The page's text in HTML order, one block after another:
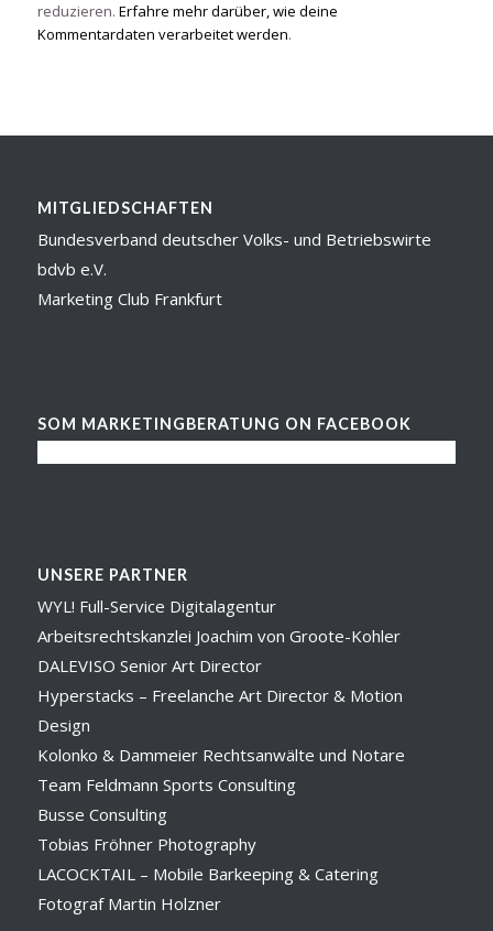
reduzieren. Erfahre mehr darüber, wie deine
Kommentardaten verarbeitet werden.
MITGLIEDSCHAFTEN
Bundesverband deutscher Volks- und Betriebswirte
bdvb e.V.
Marketing Club Frankfurt
SOM MARKETINGBERATUNG ON FACEBOOK
UNSERE PARTNER
WYL! Full-Service Digitalagentur
Arbeitsrechtskanzlei Joachim von Groote-Kohler
DALEVISO Senior Art Director
Hyperstacks – Freelanche Art Director & Motion
Design
Kolonko & Dammeier Rechtsanwälte und Notare
Team Feldmann Sports Consulting
Busse Consulting
Tobias Fröhner Photography
LACOCKTAIL – Mobile Barkeeping & Catering
Fotograf Martin Holzner